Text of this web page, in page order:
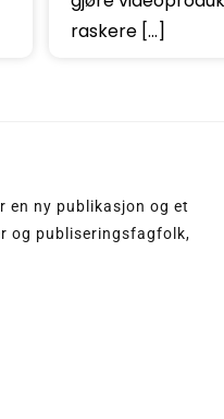
raskere […]
en ny publikasjon og et
og publiseringsfagfolk,